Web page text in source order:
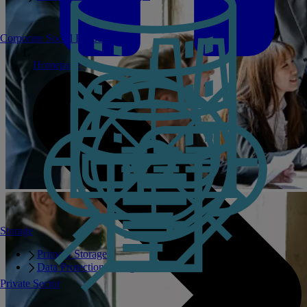
Storage
Primary Storage
Data Protection Storage
Private Sector
Corporate Social Responsibility
Homepage